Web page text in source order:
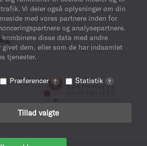
Vi deler også oplysninger om din
med vores partnere inden for
og analysepartnere.
kombinere disse data med andre
dem, eller som de har indsamlet
tjenester.
Præferencer ? Statistik ?
Tillad valgte